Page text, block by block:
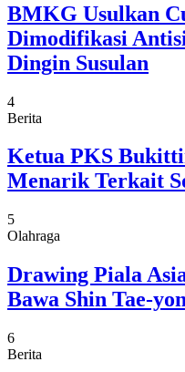
BMKG Usulkan
Dimodifikasi
Dingin Susulan
4
Berita
Ketua PKS
Menarik Terkait
5
Olahraga
Drawing Piala
Bawa Shin Tae-
6
Berita